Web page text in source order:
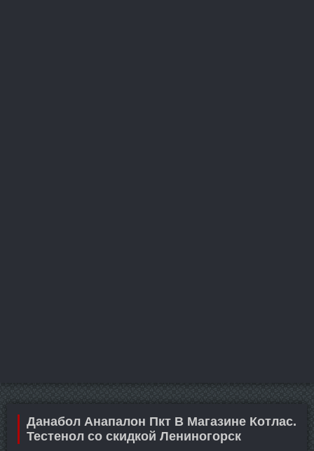
Данабол Анапалон Пкт В Магазине Котлас.
Тестенол со скидкой Лениногорск